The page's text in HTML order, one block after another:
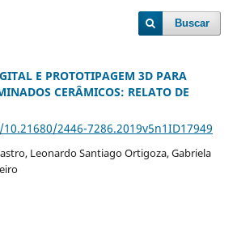
Buscar
E PROTOTIPAGEM 3D PARA
CERÂMICOS: RELATO DE
2446-7286.2019v5n1ID17949
Leonardo Santiago Ortigoza, Gabriela